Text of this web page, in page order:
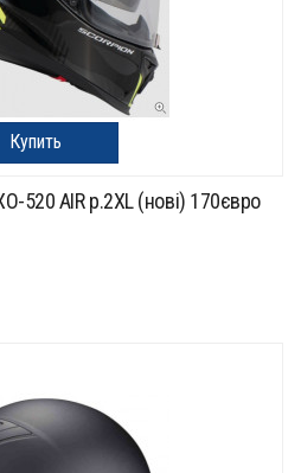
Купить
520 AIR p.2XL (нові) 170євро